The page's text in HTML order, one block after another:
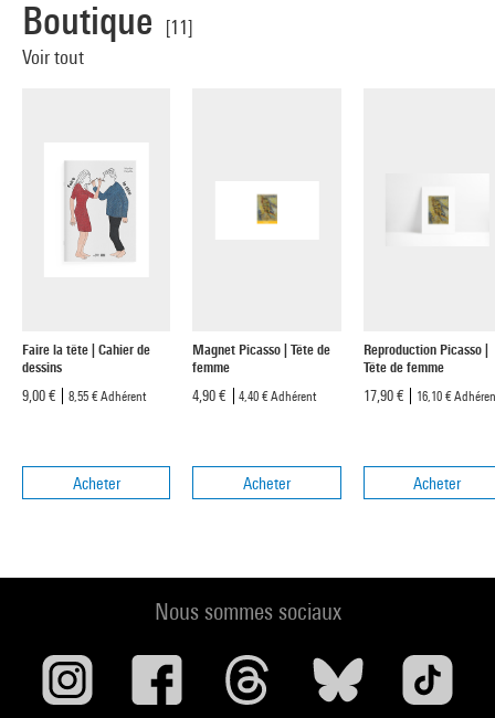
Boutique
[11]
Voir tout
Faire la tête | Cahier de
dessins
9,00 €
8,55 €Adhérent
Acheter
Magnet Picasso | Tête de
femme
4,90 €
4,40 €Adhérent
Acheter
Reproduction Picasso |
Tête de femme
17,90 €
16,10 €
Acheter
Nous sommes sociaux